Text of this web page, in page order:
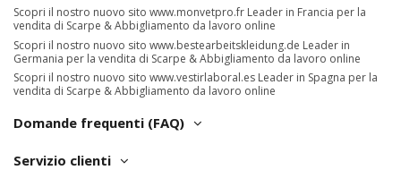
Scopri il nostro nuovo sito www.monvetpro.fr Leader in Francia per la
vendita di Scarpe & Abbigliamento da lavoro online
Scopri il nostro nuovo sito www.bestearbeitskleidung.de Leader in
Germania per la vendita di Scarpe & Abbigliamento da lavoro online
Scopri il nostro nuovo sito www.vestirlaboral.es Leader in Spagna per la
vendita di Scarpe & Abbigliamento da lavoro online
Domande frequenti (FAQ)
Servizio clienti